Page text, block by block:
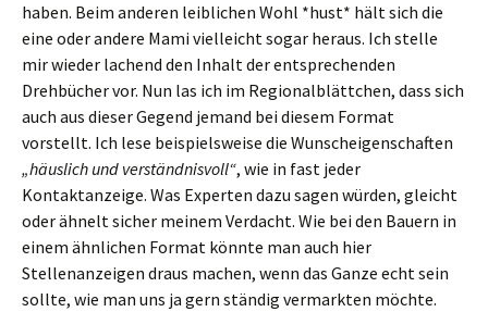
haben. Beim anderen leiblichen Wohl *hust* hält sich die
eine oder andere Mami vielleicht sogar heraus. Ich stelle
mir wieder lachend den Inhalt der entsprechenden
Drehbücher vor. Nun las ich im Regionalblättchen, dass sich
auch aus dieser Gegend jemand bei diesem Format
vorstellt. Ich lese beispielsweise die Wunscheigenschaften
„häuslich und verständnisvoll“, wie in fast jeder
Kontaktanzeige. Was Experten dazu sagen würden, gleicht
oder ähnelt sicher meinem Verdacht. Wie bei den Bauern in
einem ähnlichen Format könnte man auch hier
Stellenanzeigen draus machen, wenn das Ganze echt sein
sollte, wie man uns ja gern ständig vermarkten möchte.